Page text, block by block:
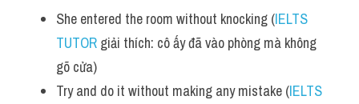
She entered the room without knocking (IELTS
TUTOR giải thích: cô ấy đã vào phòng mà không
gõ cửa)
Try and do it without making any mistake (IELTS